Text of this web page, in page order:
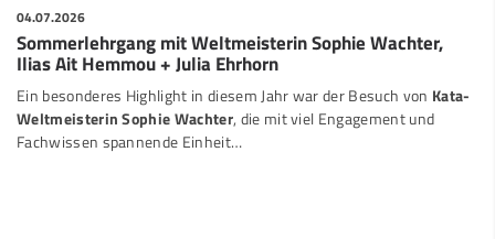
04.07.2026
Sommerlehrgang mit Weltmeisterin Sophie Wachter,
Ilias Ait Hemmou + Julia Ehrhorn
Ein besonderes Highlight in diesem Jahr war der Besuch von Kata-
Weltmeisterin Sophie Wachter, die mit viel Engagement und
Fachwissen spannende Einheit…